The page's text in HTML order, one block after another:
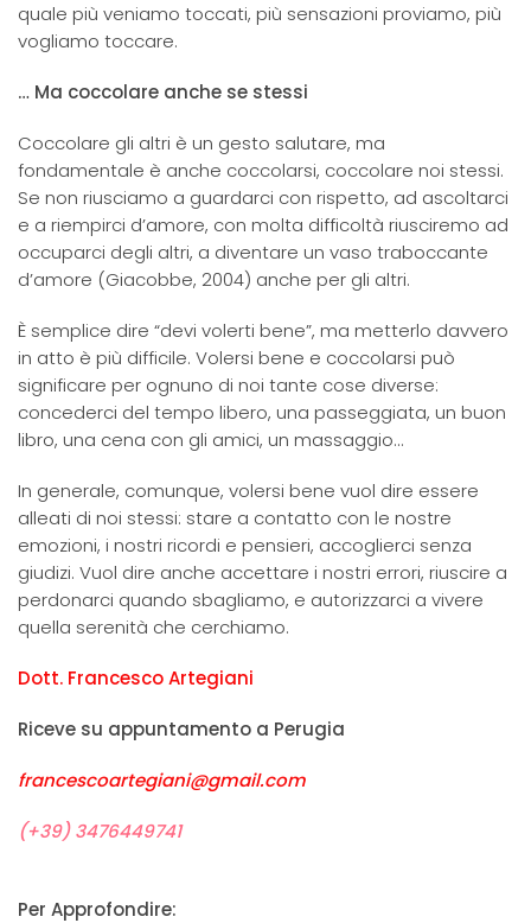
quale più veniamo toccati, più sensazioni proviamo, più
vogliamo toccare.
… Ma coccolare anche se stessi
Coccolare gli altri è un gesto salutare, ma
fondamentale è anche coccolarsi, coccolare noi stessi.
Se non riusciamo a guardarci con rispetto, ad ascoltarci
e a riempirci d’amore, con molta difficoltà riusciremo ad
occuparci degli altri, a diventare un vaso traboccante
d’amore (Giacobbe, 2004) anche per gli altri.
È semplice dire “devi volerti bene”, ma metterlo davvero
in atto è più difficile. Volersi bene e coccolarsi può
significare per ognuno di noi tante cose diverse:
concederci del tempo libero, una passeggiata, un buon
libro, una cena con gli amici, un massaggio…
In generale, comunque, volersi bene vuol dire essere
alleati di noi stessi: stare a contatto con le nostre
emozioni, i nostri ricordi e pensieri, accoglierci senza
giudizi. Vuol dire anche accettare i nostri errori, riuscire a
perdonarci quando sbagliamo, e autorizzarci a vivere
quella serenità che cerchiamo.
Dott. Francesco Artegiani
Riceve su appuntamento a Perugia
francescoartegiani@gmail.com
(+39) 3476449741
Per Approfondire: